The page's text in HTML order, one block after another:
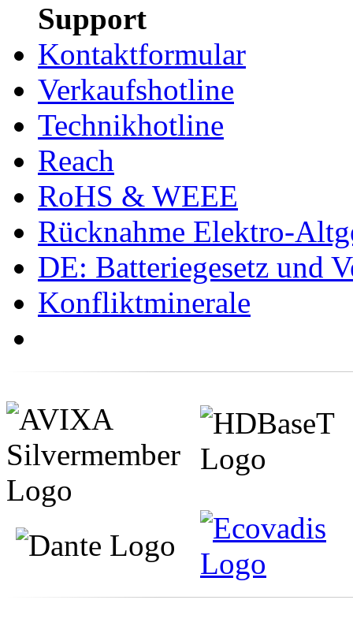
Support
Kontaktformular
Verkaufshotline
Technikhotline
Reach
RoHS & WEEE
Rücknahme Elektro-
DE: Batteriegesetz und
Konfliktminerale